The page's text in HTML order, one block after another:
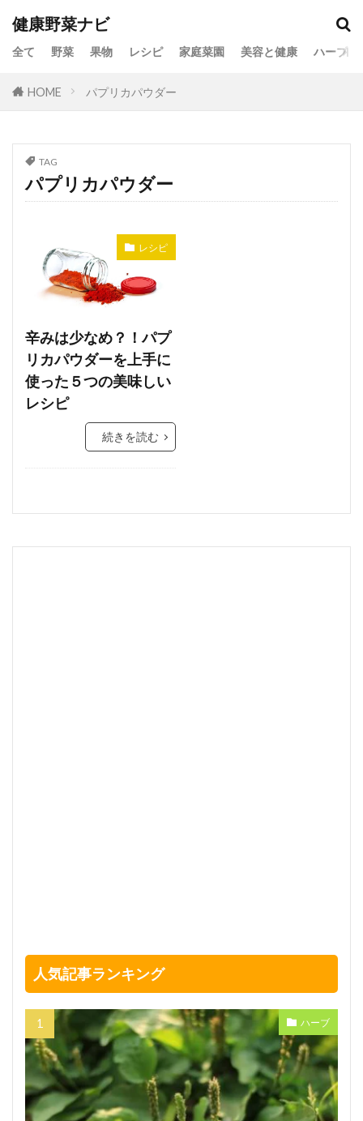
健康野菜ナビ
全て 野菜 果物 レシピ 家庭菜園 美容と健康 ハーブ
HOME パプリカパウダー
TAG
パプリカパウダー
レシピ
辛みは少なめ？！パプ
リカパウダーを上手に
使った５つの美味しい
レシピ
続きを読む
人気記事ランキング
ハーブ